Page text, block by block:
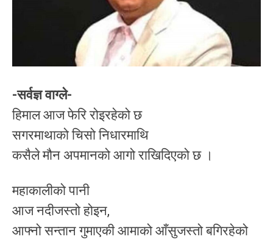
-सर्वज्ञ वाग्ले-
हिमाल आज फेरि रोइरहेको छ
सगरमाथाको चिसो निधारमाथि
कसैले मौन अपमानको आगो राखिदिएको छ ।
महाकालीको पानी
आज नदीजस्तो होइन,
आफ्नो सन्तान गुमाएकी आमाको आँसुजस्तो बगिरहेको